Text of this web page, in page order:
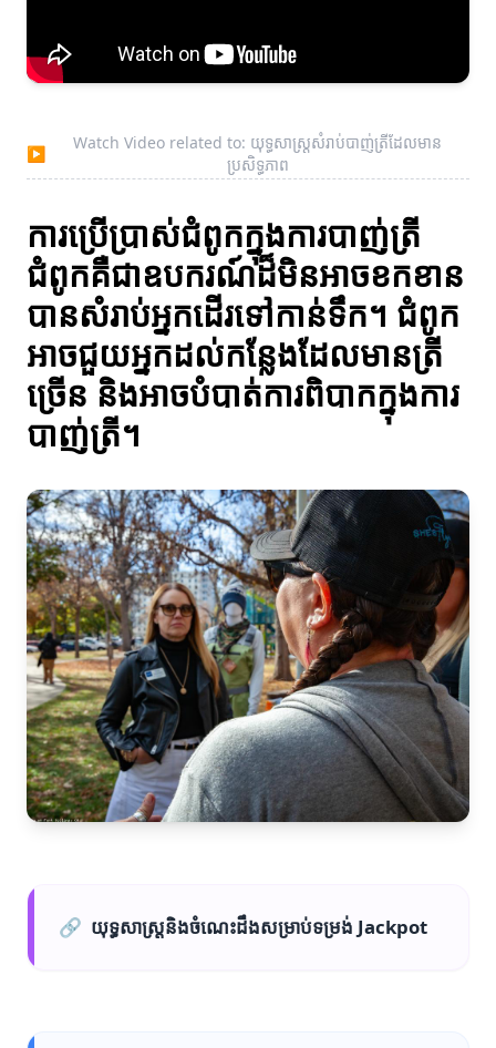
▶
Watch Video related to: យុទ្ធសាស្ត្រសំរាប់បាញ់ត្រីដែលមាន
ប្រសិទ្ធភាព
ការប្រើប្រាស់ជំពូកក្នុងការបាញ់ត្រី
ជំពូកគឺជាឧបករណ៍ដ៏មិនអាចខកខាន
បានសំរាប់អ្នកដើរទៅកាន់ទឹក។ ជំពូក
អាចជួយអ្នកដល់កន្លែងដែលមានត្រី
ច្រើន និងអាចបំបាត់ការពិបាកក្នុងការ
បាញ់ត្រី។
🔗 យុទ្ធសាស្ត្រនិងចំណេះដឹងសម្រាប់ទម្រង់ Jackpot